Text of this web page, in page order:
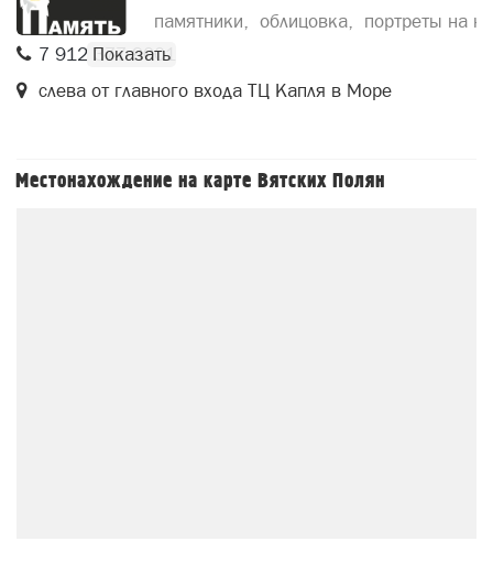
памятники облицовка
портреты на
7 912 377 9001
слева от главного входа ТЦ Капля в Море
Местонахождение на карте Вятских Полян